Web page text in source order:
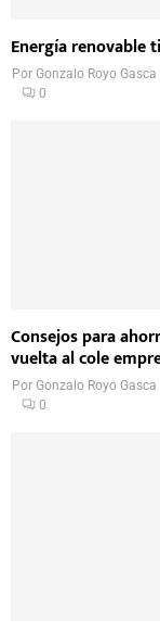
Energía renovable
PorGonzalo Royo Gasca
0
Consejos para
vuelta al cole
PorGonzalo Royo Gasca
0